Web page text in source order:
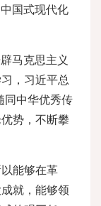
国式现代化
马克思主义
，习近平总
同中华优秀传
势，不断攀
能够在革
就，能够领